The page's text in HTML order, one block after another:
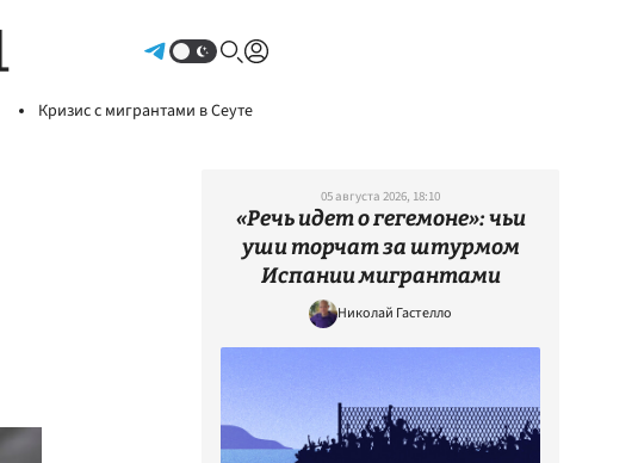
Кризис с мигрантами в Сеуте
05 августа 2026, 18:10
«Речь идет о гегемоне»: чьи
уши торчат за штурмом
Испании мигрантами
Николай Гастелло